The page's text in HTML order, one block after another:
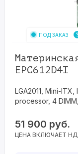
ПОД ЗАКАЗ
EPC612D4I
LGA2011, Mini-
processor, 4
51 900 руб.
ЦЕНА ВКЛЮЧАЕТ